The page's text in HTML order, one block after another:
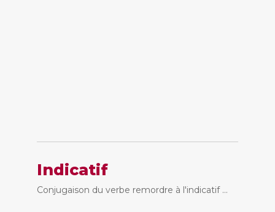
Indicatif
Conjugaison du verbe remordre à l'indicatif ...